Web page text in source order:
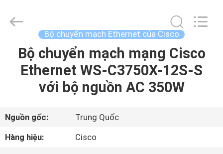
NHÀ
VIDEO
LonRise
Equipment
Reserved.
Bộ chuyển mạch Ethernet của Cisco
Bộ chuyển mạch mạng Cisco
Ethernet WS-C3750X-12S-S
với bộ nguồn AC 350W
Nguồn gốc:
Trung Quốc
Hàng hiệu:
Cisco